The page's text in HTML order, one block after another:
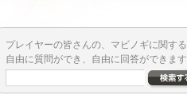
プレイヤーの皆さんの、マビノギに関す
自由に質問ができ、自由に回答ができま